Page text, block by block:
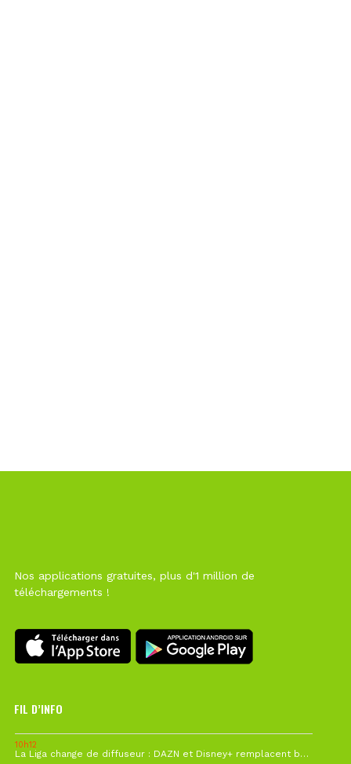
Nos applications gratuites, plus d'1 million de
téléchargements !
FIL D’INFO
10h12
La Liga change de diffuseur : DAZN et Disney+ remplacent beIN Sports !